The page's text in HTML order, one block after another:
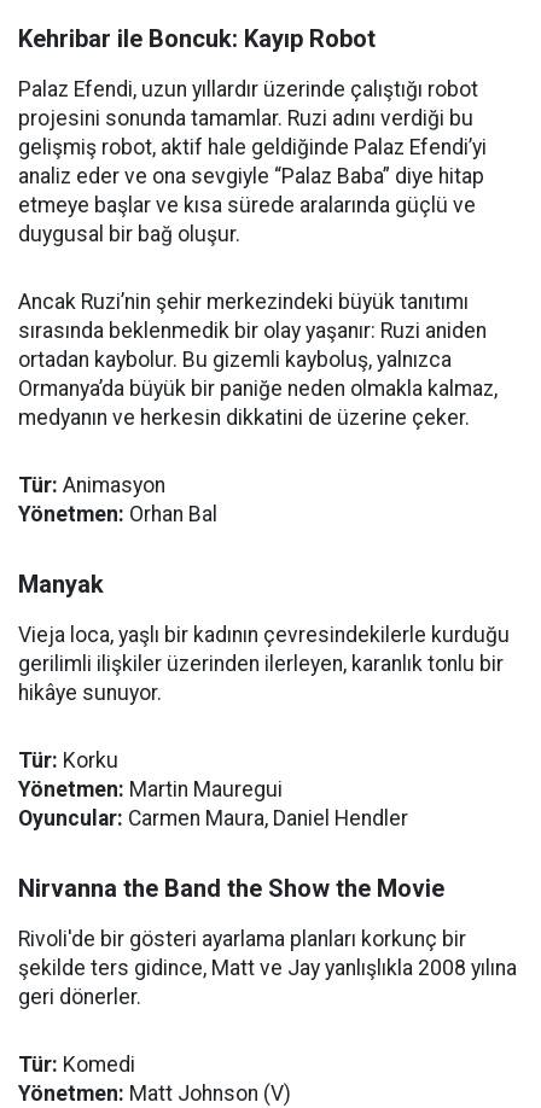
Kehribar ile Boncuk: Kayıp Robot
Palaz Efendi, uzun yıllardır üzerinde çalıştığı robot
projesini sonunda tamamlar. Ruzi adını verdiği bu
gelişmiş robot, aktif hale geldiğinde Palaz Efendi’yi
analiz eder ve ona sevgiyle “Palaz Baba” diye hitap
etmeye başlar ve kısa sürede aralarında güçlü ve
duygusal bir bağ oluşur.
Ancak Ruzi’nin şehir merkezindeki büyük tanıtımı
sırasında beklenmedik bir olay yaşanır: Ruzi aniden
ortadan kaybolur. Bu gizemli kayboluş, yalnızca
Ormanya’da büyük bir paniğe neden olmakla kalmaz,
medyanın ve herkesin dikkatini de üzerine çeker.
Tür: Animasyon
Yönetmen: Orhan Bal
Manyak
Vieja loca, yaşlı bir kadının çevresindekilerle kurduğu
gerilimli ilişkiler üzerinden ilerleyen, karanlık tonlu bir
hikâye sunuyor.
Tür: Korku
Yönetmen: Martin Mauregui
Oyuncular: Carmen Maura, Daniel Hendler
Nirvanna the Band the Show the Movie
Rivoli'de bir gösteri ayarlama planları korkunç bir
şekilde ters gidince, Matt ve Jay yanlışlıkla 2008 yılına
geri dönerler.
Tür: Komedi
Yönetmen: Matt Johnson (V)